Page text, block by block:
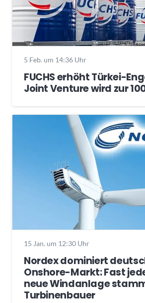
5 Feb. um 14:36 Uhr
FUCHS erhöht Türkei-
Joint Venture wird zur
15 Jan. um 12:30 Uhr
Nordex dominiert
Onshore-Markt: Fast
neue Windanlage
Turbinenbauer